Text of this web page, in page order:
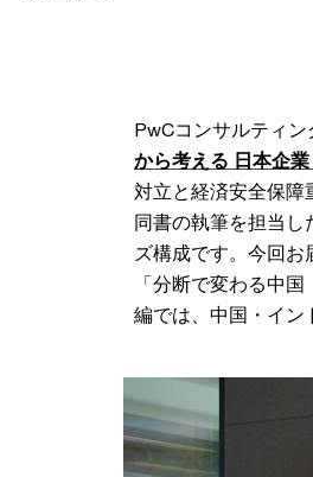
PwCコンサルティ
から考える 日本企
対立と経済安全保障
同書の執筆を担当し
ズ構成です。今回
「分断で変わる中
編では、中国・イン